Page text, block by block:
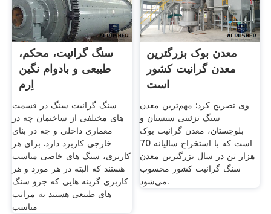
سنگ گرانیت، محکم،
طبیعی و بادوام نگین
اِرم
سنگ گرانیت سنگ در قسمت
های مختلفی از ساختمان چه در
معماری داخلی و چه در بنای
خارجی کاربرد دارد. برای هر
کاربری، سنگ های خاصی مناسب
هستند که البته در هر مورد و هر
کاربری گزینه هایی که جزو سنگ
های طبیعی هستند به مراتب
مناسب
معدن بوک بزرگترین
معدن گرانیت کشور
است
وی تصریح کرد: مهم‌ترین معدن
سنگ تزئینی سیستان و
بلوچستان، معدن گرانیت بوک
است که با استخراج سالیانه 70
هزار تن در سال بزرگترین معدن
سنگ گرانیت کشور محسوب
می‌شود.